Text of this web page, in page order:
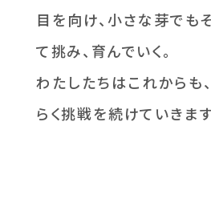
目を向け、小さな芽でも
て挑み、育んでいく。
わたしたちはこれからも
らく挑戦を続けていきます